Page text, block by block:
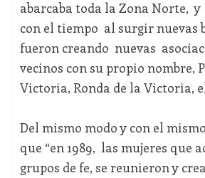
abarcaba toda la Zona Norte,
con el tiempo al surgir nuevas
fueron creando nuevas
vecinos con su propio nombre,
Victoria, Ronda de la Victoria,
Del mismo modo y con el
que “en 1989, las mujeres que
grupos de fe, se reunieron y